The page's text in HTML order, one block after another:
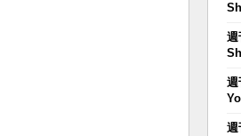
週
週
週